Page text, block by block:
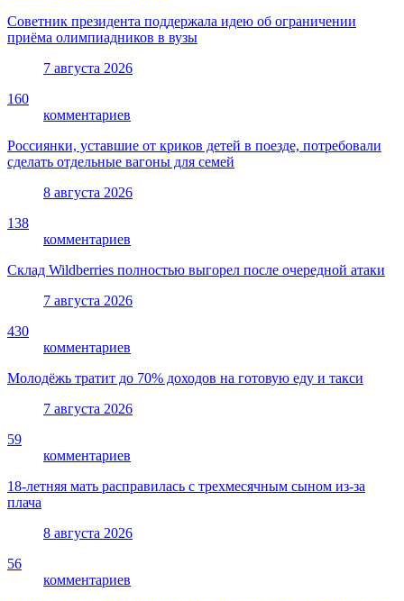
Советник президента поддержала идею об ограничении
приёма олимпиадников в вузы
7 августа 2026
160
комментариев
Россиянки, уставшие от криков детей в поезде, потребовали
сделать отдельные вагоны для семей
8 августа 2026
138
комментариев
Склад Wildberries полностью выгорел после очередной атаки
7 августа 2026
430
комментариев
Молодёжь тратит до 70% доходов на готовую еду и такси
7 августа 2026
59
комментариев
18-летняя мать расправилась с трехмесячным сыном из-за
плача
8 августа 2026
56
комментариев